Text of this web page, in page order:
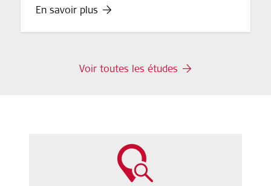
En savoir plus
Voir toutes les études